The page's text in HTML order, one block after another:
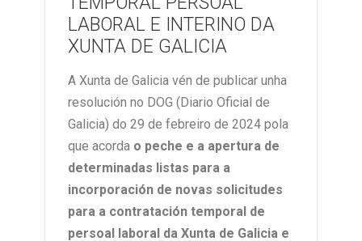
LABORAL E INTERINO DA
XUNTA DE GALICIA
A Xunta de Galicia vén de publicar unha
resolución no DOG (Diario Oficial de
Galicia) do 29 de febreiro de 2024 pola
que acorda o peche e a apertura de
determinadas listas para a
incorporación de novas solicitudes
para a contratación temporal de
persoal laboral da Xunta de Galicia e